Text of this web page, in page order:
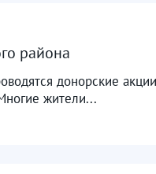
района
донорские
жители...